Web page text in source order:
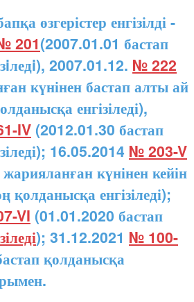
өзгерістер енгізілді -
201(2007.01.01 бастап
2007.01.12. № 222
күнінен бастап алты ай
енгізіледі),
IV (2012.01.30 бастап
16.05.2014 № 203-V
күнінен кейін
қолданысқа енгізіледі);
VI (01.01.2020 бастап
); 31.12.2021 № 100-
қолданысқа